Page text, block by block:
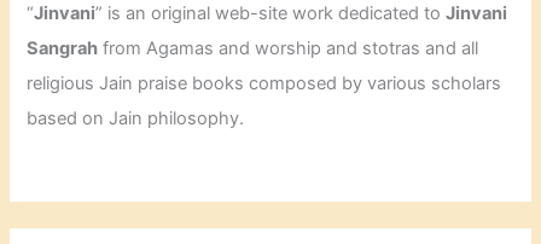
“Jinvani” is an original web-site work dedicated toJinvani
Sangrah from Agamas and worship and stotras and all
religious Jain praise books composed by various scholars
based on Jain philosophy.